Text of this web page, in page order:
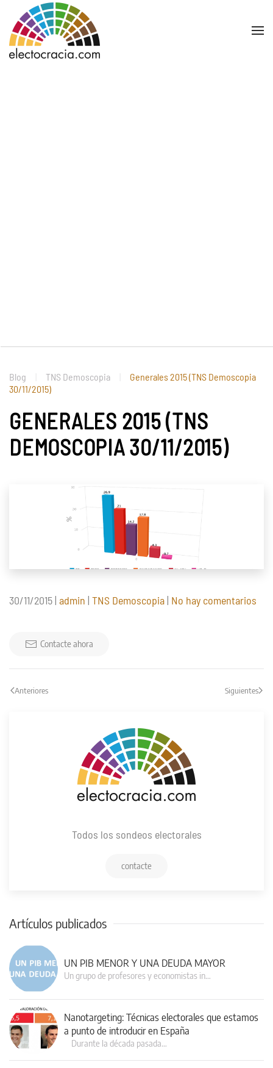
Ir al contenido principal
Blog TNS Demoscopia
Generales 2015 (TNS Demoscopia
30/11/2015)
GENERALES 2015 (TNS
DEMOSCOPIA 30/11/2015)
30/11/2015| admin | TNS Demoscopia| No hay comentarios
30/
Contacte ahora
Anteriores Siguientes
Todos los sondeos electorales
contacte
Artículos publicados
UN PIB MENOR Y UNA DEUDA MAYOR
Un grupo de profesores y economistas in…
Nanotargeting: Técnicas electorales que estamos
a punto de introducir en España
Durante la década pasada…